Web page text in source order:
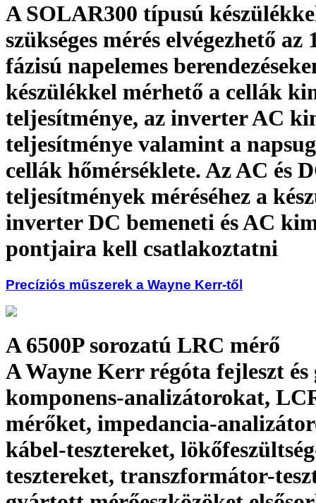
A SOLAR300 típusú
szükséges mérés elvégezhető az
fázisú napelemes
készülékkel mérhető a cellák
teljesítménye, az inverter AC
teljesítménye valamint a
cellák hőmérséklete. Az AC és
teljesítmények méréséhez a
inverter DC bemeneti és AC
pontjaira kell csatlakoztatni
Precíziós műszerek a Wayne Kerr-től
A 6500P sorozatú LRC mérő
A Wayne Kerr régóta fejleszt
komponens-analizátorokat,
mérőket, impedancia-
kábel-tesztereket,
tesztereket, transzformátor-